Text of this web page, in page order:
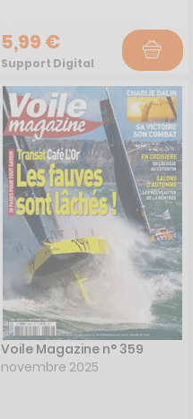
5,99 €
Support Digital
Voile Magazine n° 359
novembre 2025